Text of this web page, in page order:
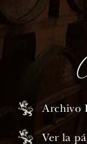
Archivo
Ver la